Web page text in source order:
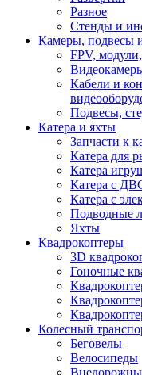
Разное
Стенды и
Камеры, подвесы
FPV,
Кабели и
Подвесы,
Катера и яхты
Запчасти к
Катера для
Катера
Катера с
Катера с
Подводные
Яхты
Квадрокоптеры
3D
Гоночные
Колесный
Беговелы
Велосипеды